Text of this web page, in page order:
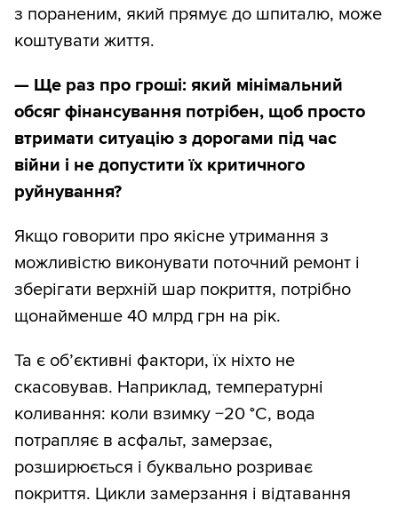
з пораненим, який прямує до шпиталю, може
коштувати життя.
— Ще раз про гроші: який мінімальний
обсяг фінансування потрібен, щоб просто
втримати ситуацію з дорогами під час
війни і не допустити їх критичного
руйнування?
Якщо говорити про якісне утримання з
можливістю виконувати поточний ремонт і
зберігати верхній шар покриття, потрібно
щонайменше 40 млрд грн на рік.
Та є об’єктивні фактори, їх ніхто не
скасовував. Наприклад, температурні
коливання: коли взимку −20 °C, вода
потрапляє в асфальт, замерзає,
розширюється і буквально розриває
покриття. Цикли замерзання і відтавання